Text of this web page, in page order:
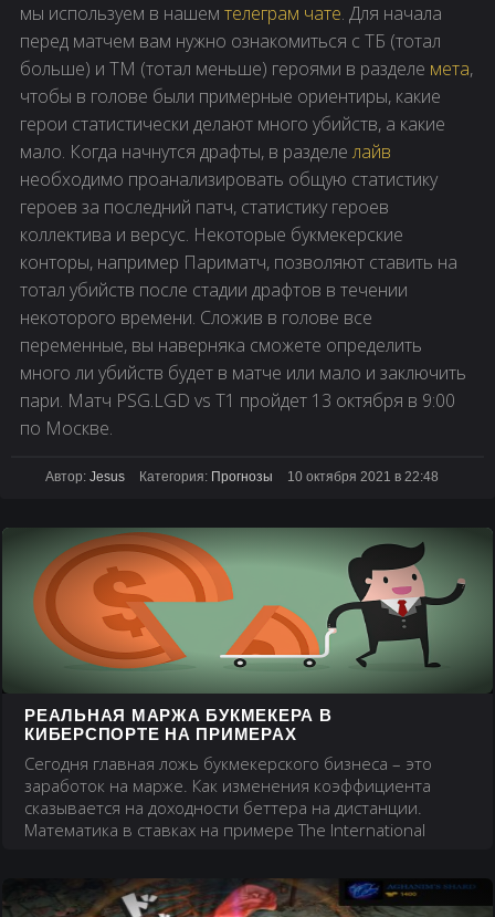
мы используем в нашем телеграм чате. Для начала
перед матчем вам нужно ознакомиться с ТБ (тотал
больше) и ТМ (тотал меньше) героями в разделе мета,
чтобы в голове были примерные ориентиры, какие
герои статистически делают много убийств, а какие
мало. Когда начнутся драфты, в разделе лайв
необходимо проанализировать общую статистику
героев за последний патч, статистику героев
коллектива и версус. Некоторые букмекерские
конторы, например Париматч, позволяют ставить на
тотал убийств после стадии драфтов в течении
некоторого времени. Сложив в голове все
переменные, вы наверняка сможете определить
много ли убийств будет в матче или мало и заключить
пари. Матч PSG.LGD vs T1 пройдет 13 октября в 9:00
по Москве.
Автор: Jesus Категория: Прогнозы 10 октября 2021 в 22:48
РЕАЛЬНАЯ МАРЖА БУКМЕКЕРА В
КИБЕРСПОРТЕ НА ПРИМЕРАХ
Сегодня главная ложь букмекерского бизнеса – это
заработок на марже. Как изменения коэффициента
сказывается на доходности беттера на дистанции.
Математика в ставках на примере The International